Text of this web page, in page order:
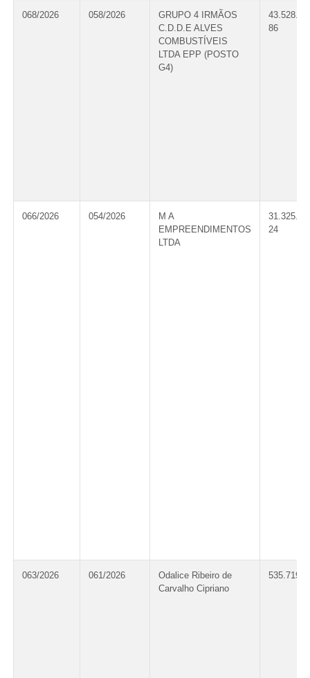
068/2026 058/2026
GRUPO 4 IRMÃOS
C.D.D.E ALVES
COMBUSTÍVEIS
LTDA EPP (POSTO
G4)
86
066/2026 054/2026
M A
EMPREENDIMENTOS
LTDA
24
063/2026 061/2026
Odalice Ribeiro de
Carvalho Cipriano